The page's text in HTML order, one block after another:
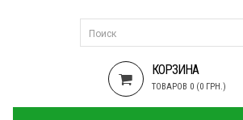
КОРЗИНА
ТОВАРОВ 0 (0 ГРН.)